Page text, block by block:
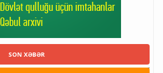
SON XƏBƏR